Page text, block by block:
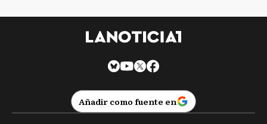
Añadir como fuente en